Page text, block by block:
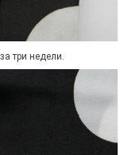
три недели.